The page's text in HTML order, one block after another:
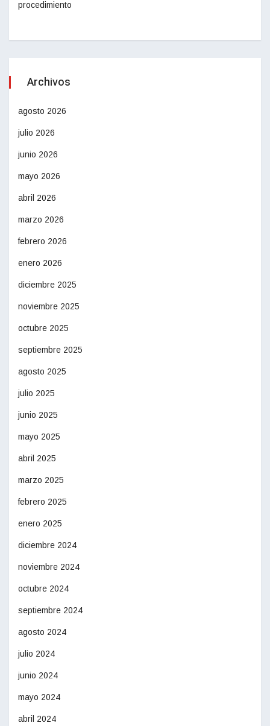
procedimiento
Archivos
agosto 2026
julio 2026
junio 2026
mayo 2026
abril 2026
marzo 2026
febrero 2026
enero 2026
diciembre 2025
noviembre 2025
octubre 2025
septiembre 2025
agosto 2025
julio 2025
junio 2025
mayo 2025
abril 2025
marzo 2025
febrero 2025
enero 2025
diciembre 2024
noviembre 2024
octubre 2024
septiembre 2024
agosto 2024
julio 2024
junio 2024
mayo 2024
abril 2024